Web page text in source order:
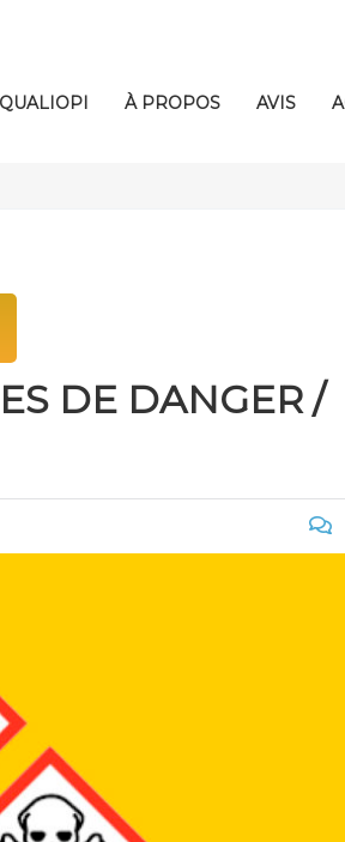
QUALIOPI À PROPOS AVIS
DE DANGER /